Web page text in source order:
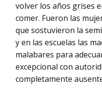
volver los años grises
comer. Fueron las
que sostuvieron la
y en las escuelas las
malabares para
excepcional con
completamente